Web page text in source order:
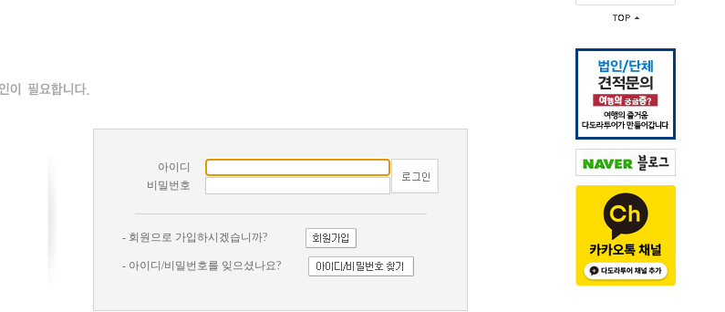
아이디
비밀번호
- 회원으로 가입하시겠습니까?
- 아이디/비밀번호를 잊으셨나요?